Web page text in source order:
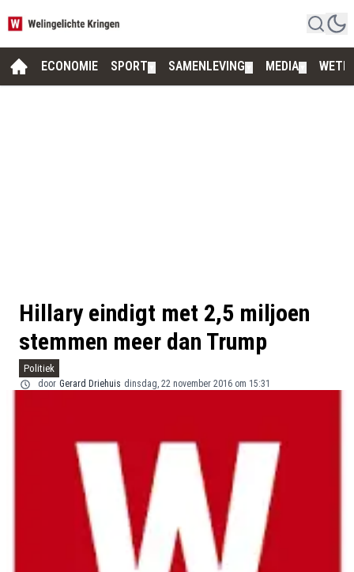
ECONOMIE SPORT SAMENLEVING MEDIA
Hillary eindigt met 2,5 miljoen
stemmen meer dan Trump
Politiek
door Gerard Driehuis dinsdag, 22 november 2016 om 15:31